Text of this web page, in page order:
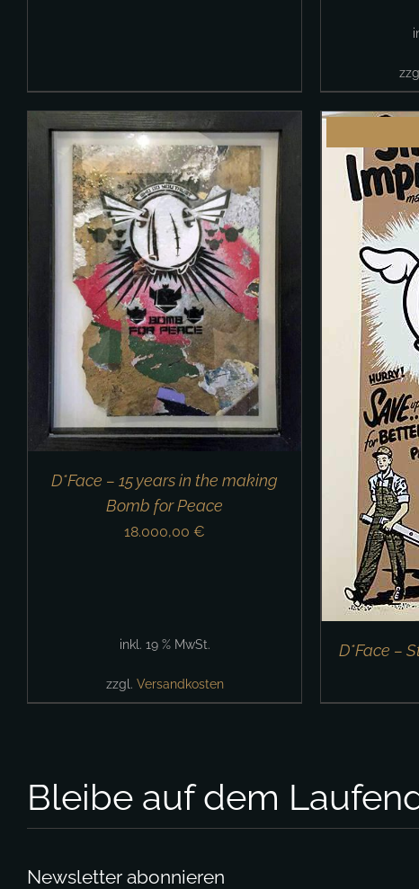
D*Face – 15 years in the making
Bomb for Peace
18.000,00 €
inkl. 19 % MwSt.
zzgl. Versandkosten
DETAILS
D*Face –
Bleibe auf dem
Newsletter abonnieren